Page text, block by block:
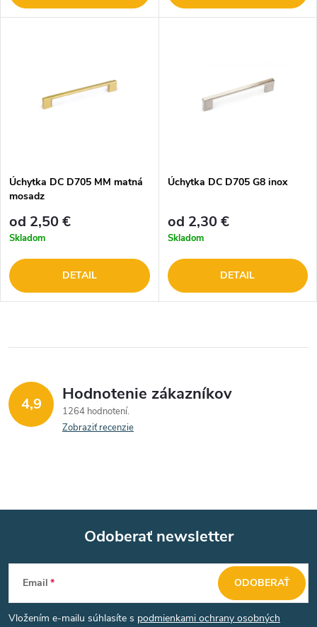
Úchytka DC D705 MM matná
mosadz
od 2,50 €
Skladom
DETAIL
Úchytka DC D705 G8 inox
od 2,30 €
Skladom
DETAIL
4,9 Hodnotenie zákazníkov
1264 hodnotení
Zobraziť recenzie
Z
á
Odoberať newsletter
Email
Vložením e-mailu súhlasíte s podmienkami ochrany osobných
ODOBERAŤ